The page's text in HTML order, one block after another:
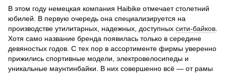
В этом году немецкая компания Haibike отмечает столетний
юбилей. В первую очередь она специализируется на
производстве утилитарных, надежных, доступных сити-байков
Хотя само название бренда появилась только в середине
девяностых годов. С тех пор в ассортименте фирмы уверенно
прижились спортивные модели, электровелосипеды и
уникальные маунтинбайки. В них совершенно всё — от рамы